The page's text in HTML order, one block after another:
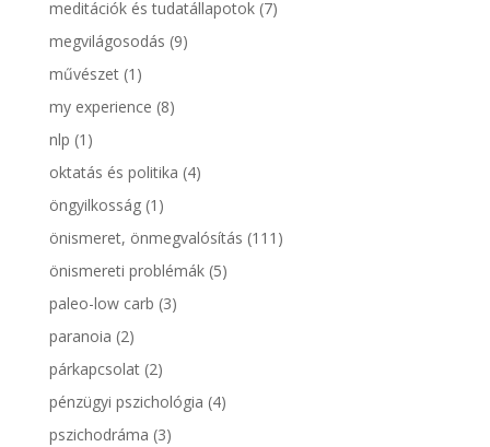
meditációk és tudatállapotok(7)
megvilágosodás (9)
művészet(1)
my experience (8)
nlp (1)
oktatás és politika (4)
öngyilkosság(1)
önismeret, önmegvalósítás (111)
önismereti problémák(5)
paleo-low carb (3)
paranoia (2)
párkapcsolat(2)
pénzügyi pszichológia (4)
pszichodráma (3)